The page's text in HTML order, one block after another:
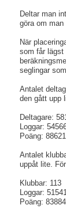
Deltar man
göra om
När
som får lägst
seglingar
Antalet
den gått upp
Deltagare:
Loggar:
Poäng:
Antalet
uppåt lite.
Klubbar: 113
Loggar: 51541
Poäng: